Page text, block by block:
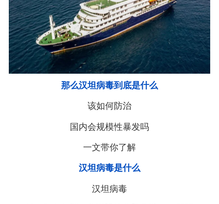
那么汉坦病毒到底是什么
该如何防治
国内会规模性暴发吗
一文带你了解
汉坦病毒是什么
汉坦病毒